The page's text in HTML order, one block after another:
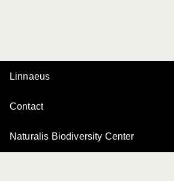
Linnaeus
Contact
Naturalis Biodiversity Center